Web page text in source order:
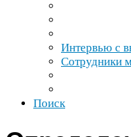
Интервью с
Сотрудники
Поиск